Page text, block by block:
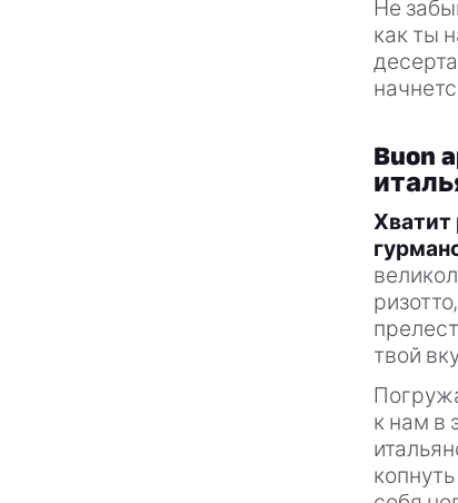
Не
как ты
Buon
Хватит
твой
к нам в